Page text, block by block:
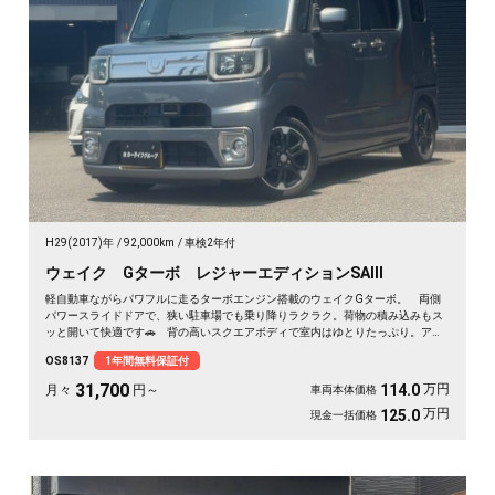
H29(2017)年 92,000km 車検2年付
ウェイク Gターボ レジャーエディションSAⅢ
軽自動車ながらパワフルに走るターボエンジン搭載のウェイクGターボ。 両側
パワースライドドアで、狭い駐車場でも乗り降りラクラク。荷物の積み込みもス
ッと開いて快適です🚗 背の高いスクエアボディで室内はゆとりたっぷり。アウ
で、遠出のドライブも退屈しません🎵 バックカメラで駐車も安心✌️ 趣味も遊
びも広がる一台。《1年保証付》で安心のカーライフを💎
OS8137 1年間無料保証付
月々 31,700 円～ 車両本体価格 114.0 万円
現金一括価格 125.0 万円